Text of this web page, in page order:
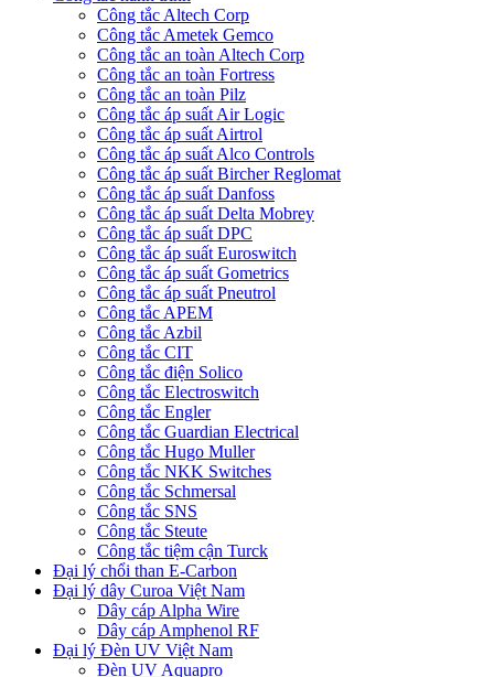
Công tắc Altech Corp
Công tắc Ametek Gemco
Công tắc an toàn Altech Corp
Công tắc an toàn Fortress
Công tắc an toàn Pilz
Công tắc áp suất Air Logic
Công tắc áp suất Airtrol
Công tắc áp suất Alco Controls
Công tắc áp suất Bircher Reglomat
Công tắc áp suất Danfoss
Công tắc áp suất Delta Mobrey
Công tắc áp suất DPC
Công tắc áp suất Euroswitch
Công tắc áp suất Gometrics
Công tắc áp suất Pneutrol
Công tắc APEM
Công tắc Azbil
Công tắc CIT
Công tắc điện Solico
Công tắc Electroswitch
Công tắc Engler
Công tắc Guardian Electrical
Công tắc Hugo Muller
Công tắc NKK Switches
Công tắc Schmersal
Công tắc SNS
Công tắc Steute
Công tắc tiệm cận Turck
Đại lý chổi than E-Carbon
Đại lý dây Curoa Việt Nam
Dây cáp Alpha Wire
Dây cáp Amphenol RF
Đại lý Đèn UV Việt Nam
Đèn UV Aquapro